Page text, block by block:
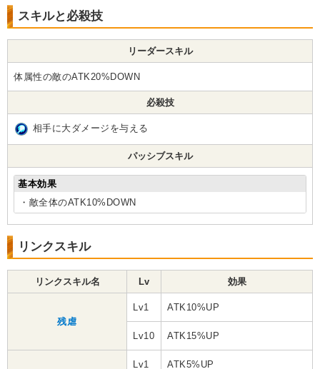
スキルと必殺技
リーダースキル
体属性の敵のATK20%DOWN
必殺技
相手に大ダメージを与える
パッシブスキル
基本効果
・敵全体のATK10%DOWN
リンクスキル
リンクスキル名 Lv 効果
残虐
Lv1 ATK10%UP
Lv10 ATK15%UP
Lv1 ATK5%UP